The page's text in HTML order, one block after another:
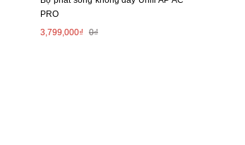
PRO
3,799,000₫ 0₫